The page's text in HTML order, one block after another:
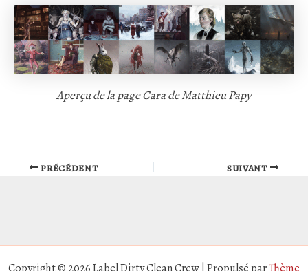
Aperçu de la page Cara de Matthieu Papy
PRÉCÉDENT SUIVANT